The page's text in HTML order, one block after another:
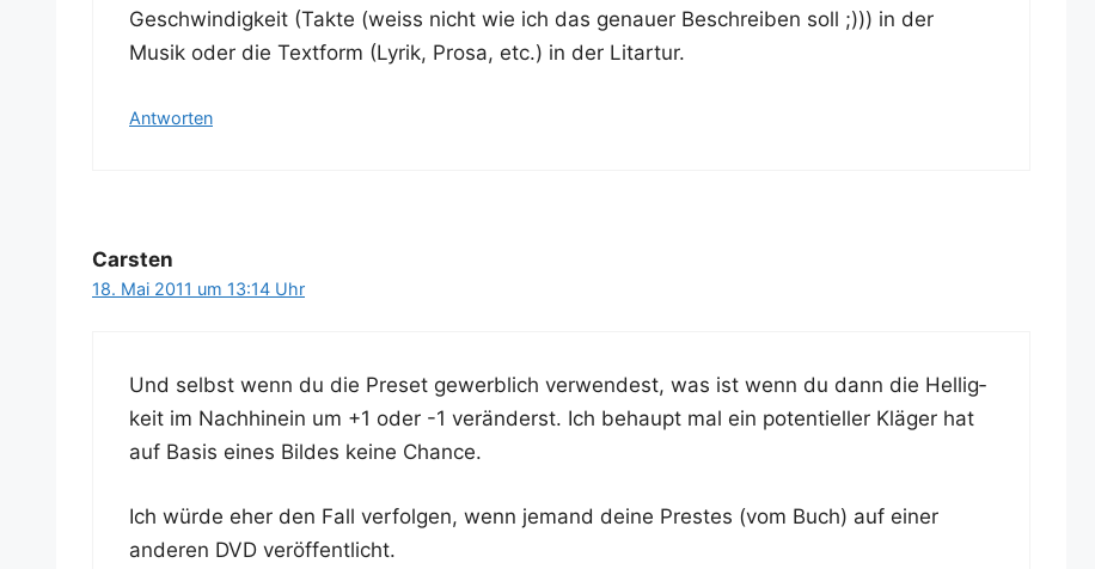
Geschwin­dig­keit (Tak­te (weiss nicht wie ich das genau­er Beschrei­ben soll ;))) in der
Musik oder die Text­form (Lyrik, Pro­sa, etc.) in der Litartur.
Antworten
Carsten
18. Mai 2011 um 13:14 Uhr
Und selbst wenn du die Pre­set gewerb­lich ver­wen­dest, was ist wenn du dann die Hel­lig­
keit im Nach­hin­ein um +1 oder -1 ver­än­derst. Ich behaupt mal ein poten­ti­el­ler Klä­ger hat
auf Basis eines Bil­des kei­ne Chance.
Ich wür­de eher den Fall ver­fol­gen, wenn jemand dei­ne Pres­tes (vom Buch) auf einer
ande­ren DVD veröffentlicht.